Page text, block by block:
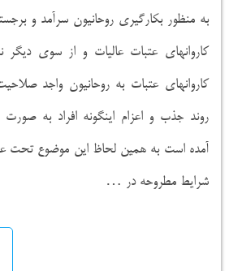
به منظور بکارگیری روحانیون سرآمد و
کاروانهای عتبات عالیات و از سوی دیگر
کاروانهای عتبات به روحانیون واجد
روند جذب و اعزام اینگونه افراد به صورت
آمده است به همین لحاظ این موضوع تحت
شرایط مطروحه در …